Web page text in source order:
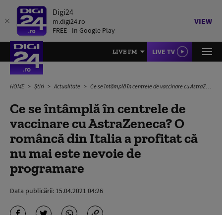
Digi24
m.digi24.ro
FREE - In Google Play
VIEW
LIVE FM LIVE TV
HOME Știri Actualitate Ce se întâmplă în centrele de vaccinare cu AstraZeneca? O româncă din Italia a profitat că nu mai este nevoie de programare
Ce se întâmplă în centrele de
vaccinare cu AstraZeneca? O
româncă din Italia a profitat că
nu mai este nevoie de
programare
Data publicării: 15.04.2021 04:26